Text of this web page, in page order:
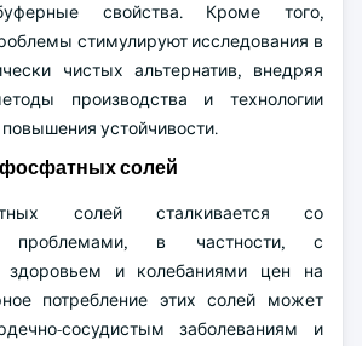
свойства. Кроме того,
стимулируют исследования в
чистых альтернатив, внедряя
производства и технологии
устойчивости.
солей
солей сталкивается со
проблемами, в частности, с
и колебаниями цен на
потребление этих солей может
сосудистым заболеваниям и